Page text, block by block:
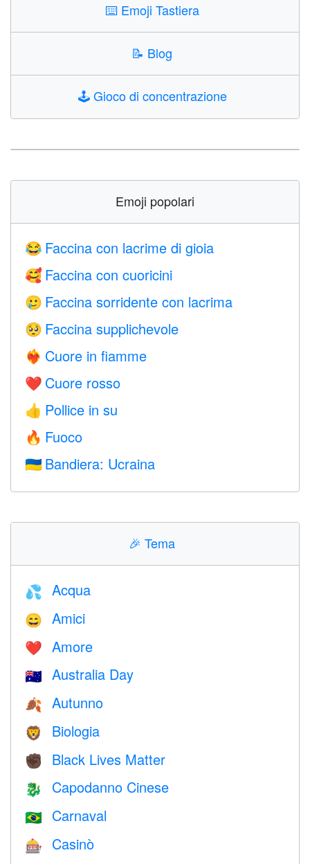
⌨️ Emoji Tastiera
📝 Blog
🕹️Gioco di concentrazione
Emoji popolari
😂 Faccina con lacrime di gioia
🥰 Faccina con cuoricini
🥲 Faccina sorridente con lacrima
🥺 Faccina supplichevole
❤️‍🔥 Cuore in fiamme
❤️ Cuore rosso
👍 Pollice in su
🔥 Fuoco
🇺🇦 Bandiera: Ucraina
🎉 Tema
💦 Acqua
😄 Amici
❤️️ Amore
🇦🇺 Australia Day
🍂 Autunno
🦁 Biologia
✊🏿 Black Lives Matter
🐉 Capodanno Cinese
🇧🇷 Carnaval
🎰 Casinò